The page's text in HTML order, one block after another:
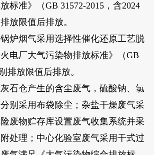
标准》（GB 31572-2015，含2024
放限值后排放。
烟气采用选择性催化还原工艺脱
电厂大气污染物排放标准》（GB
排放限值后排放。
仓产生的含尘废气，硫酸钠、氯
别采用布袋除尘；杂盐干燥废气采
废物贮存库设置废气收集系统并采
处理；中心化验室废气采用干式过